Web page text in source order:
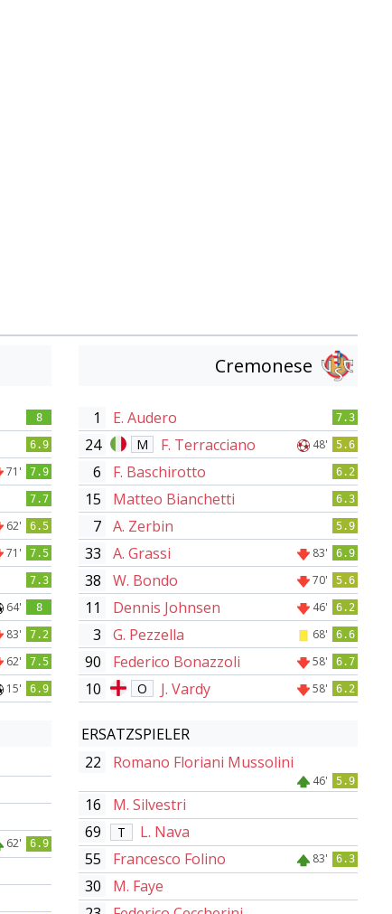
8
6.9
71' 7.9
7.7
62' 6.5
71' 7.5
7.3
64' 8
83' 7.2
62' 7.5
15' 6.9
62' 6.9
Cremonese
1 E. Audero 7.3
24 M F. Terracciano 48' 5.6
6 F. Baschirotto 6.2
15 Matteo Bianchetti 6.3
7 A. Zerbin 5.9
33 A. Grassi 83' 6.9
38 W. Bondo 70' 5.6
11 Dennis Johnsen 46' 6.2
3 G. Pezzella 68' 6.6
90 Federico Bonazzoli 58' 6.7
10 O J. Vardy 58' 6.2
ERSATZSPIELER
22
Romano Floriani Mussolini
46' 5.9
16
M. Silvestri
69
T
L. Nava
55
Francesco Folino 83' 6.3
30
M. Faye